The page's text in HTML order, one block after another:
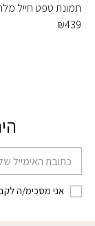
תמונת טפט חייל
₪439
דוא׳׳ל
אני מסכימ/ה